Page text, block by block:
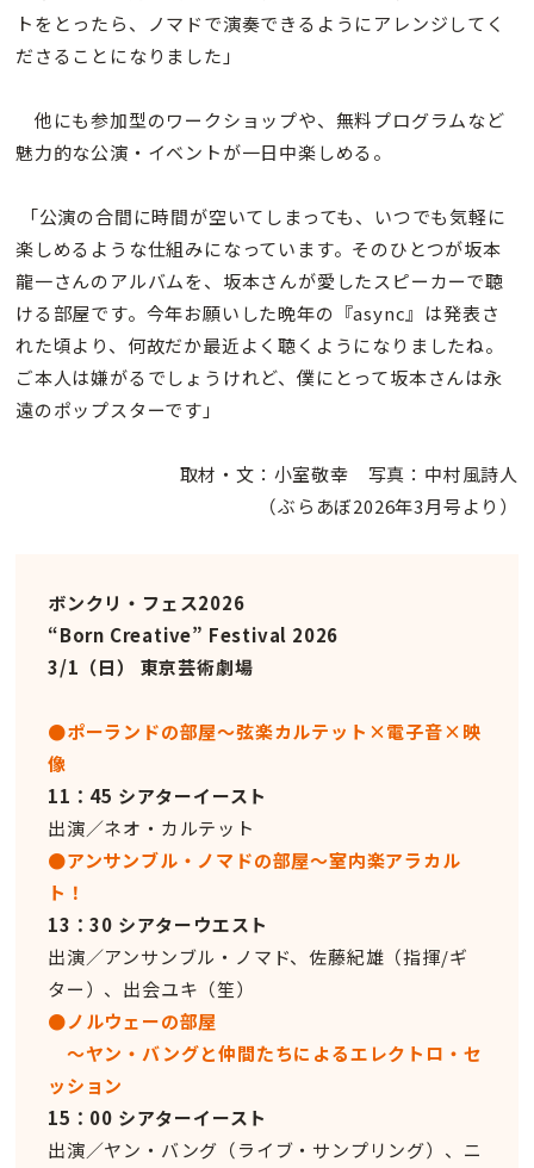
トをとったら、ノマドで演奏できるようにアレンジしてく
ださることになりました」
他にも参加型のワークショップや、無料プログラムなど
魅力的な公演・イベントが一日中楽しめる。
「公演の合間に時間が空いてしまっても、いつでも気軽に
楽しめるような仕組みになっています。そのひとつが坂本
龍一さんのアルバムを、坂本さんが愛したスピーカーで聴
ける部屋です。今年お願いした晩年の『async』は発表さ
れた頃より、何故だか最近よく聴くようになりましたね。
ご本人は嫌がるでしょうけれど、僕にとって坂本さんは永
遠のポップスターです」
取材・文：小室敬幸 写真：中村風詩人
（ぶらあぼ2026年3月号より）
ボンクリ・フェス2026
“Born Creative” Festival 2026
3/1（日） 東京芸術劇場
●ポーランドの部屋〜弦楽カルテット×電子音×映
像
11：45 シアターイースト
出演／ネオ・カルテット
●アンサンブル・ノマドの部屋〜室内楽アラカル
ト！
13：30 シアターウエスト
出演／アンサンブル・ノマド、佐藤紀雄（指揮/ギ
ター）、出会ユキ（笙）
●ノルウェーの部屋
〜ヤン・バングと仲間たちによるエレクトロ・セ
ッション
15：00 シアターイースト
出演／ヤン・バング（ライブ・サンプリング）、ニ